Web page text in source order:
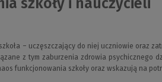
– uczęszczający do niej uczniowie oraz
z tym zaburzenia zdrowia psychicznego
funkcjonowania szkoły oraz wskazują na